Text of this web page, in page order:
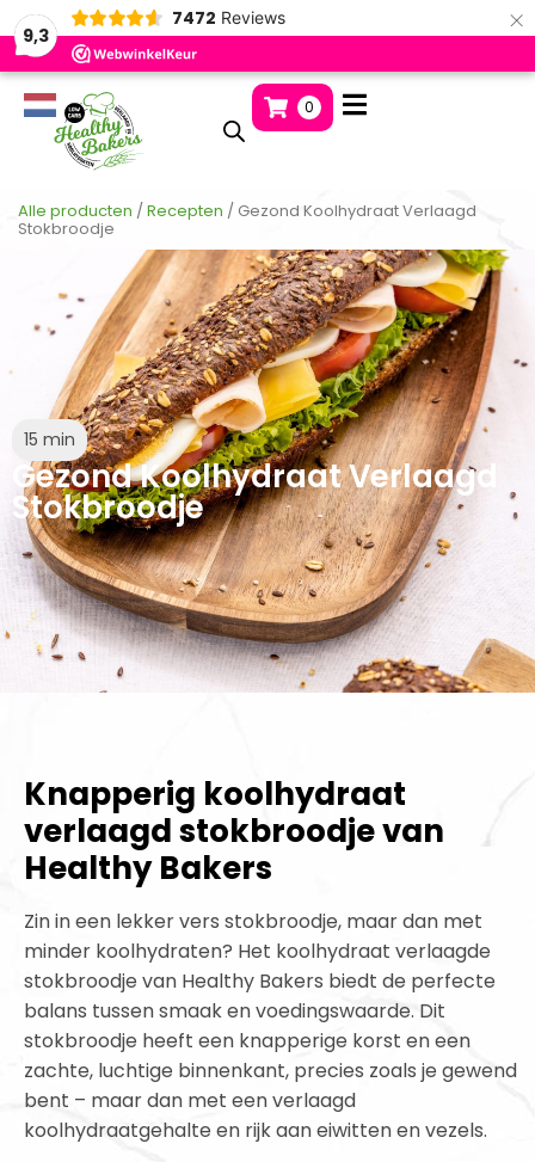
9,3
7472 Reviews ×
0
Alle producten /Recepten / Gezond Koolhydraat Verlaagd
Stokbroodje
15 min
Gezond Koolhydraat Verlaagd
Stokbroodje
Knapperig koolhydraat
verlaagd stokbroodje van
Healthy Bakers
Zin in een lekker vers stokbroodje, maar dan met
minder koolhydraten? Het koolhydraat verlaagde
stokbroodje van Healthy Bakers biedt de perfecte
balans tussen smaak en voedingswaarde. Dit
stokbroodje heeft een knapperige korst en een
zachte, luchtige binnenkant, precies zoals je gewend
bent – maar dan met een verlaagd
koolhydraatgehalte en rijk aan eiwitten en vezels.